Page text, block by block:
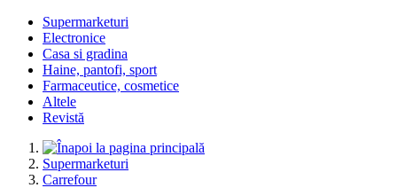
Supermarketuri
Electronice
Casa si gradina
Haine, pantofi, sport
Farmaceutice, cosmetice
Altele
Revistă
Supermarketuri
Carrefour